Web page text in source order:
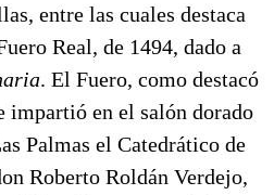
entre las cuales destaca
Real, de 1494, dado a
. El Fuero, como destacó
impartió en el salón dorado
Palmas el Catedrático de
Roberto Roldán Verdejo,